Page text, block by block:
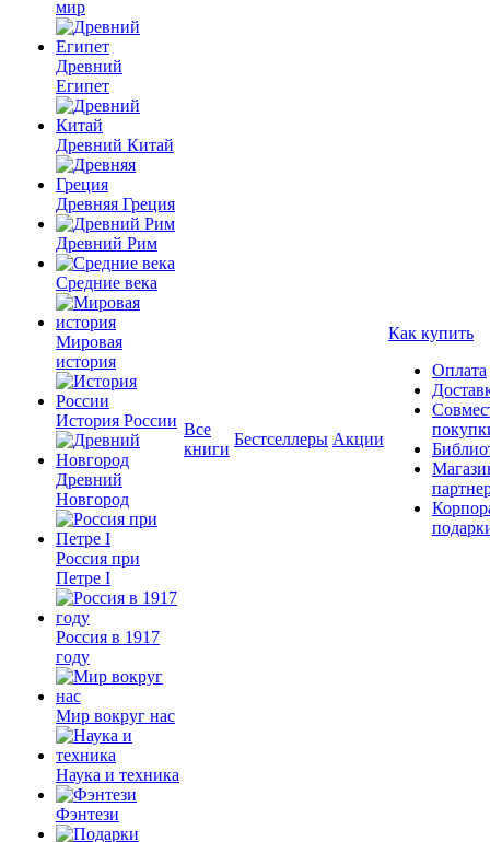
мир
Древний
Египет
Древний Китай
Древняя Греция
Древний Рим
Средние века
Мировая
история
История России
Древний
Новгород
Россия при
Петре I
Россия в 1917
году
Мир вокруг нас
Наука и техника
Фэнтези
Все
книги
Бестселлеры Акции
Как купить
Оплата